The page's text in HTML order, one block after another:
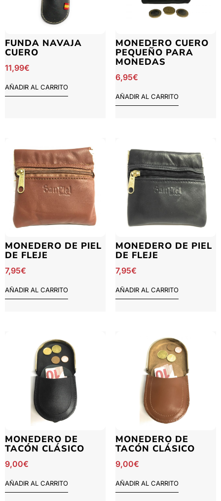
FUNDA NAVAJA
CUERO
11,99€
AÑADIR AL CARRITO
MONEDERO CUERO
PEQUEÑO PARA
MONEDAS
6,95€
AÑADIR AL CARRITO
MONEDERO DE PIEL
DE FLEJE
7,95€
AÑADIR AL CARRITO
MONEDERO DE PIEL
DE FLEJE
7,95€
AÑADIR AL CARRITO
MONEDERO DE
TACÓN CLÁSICO
9,00€
AÑADIR AL CARRITO
MONEDERO DE
TACÓN CLÁSICO
9,00€
AÑADIR AL CARRITO